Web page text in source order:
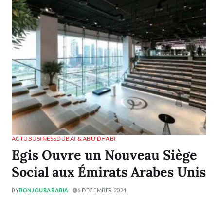
ACTU BUSINESSDUBAI & ABU DHABI
Egis Ouvre un Nouveau Siège
Social aux Émirats Arabes Unis
BYBONJOURARABIA 6 DECEMBER 2024